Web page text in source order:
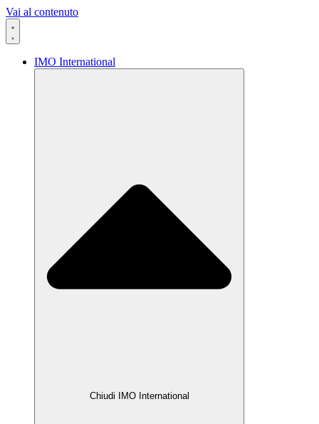
Vai al contenuto
IMO International
Chiudi IMO International